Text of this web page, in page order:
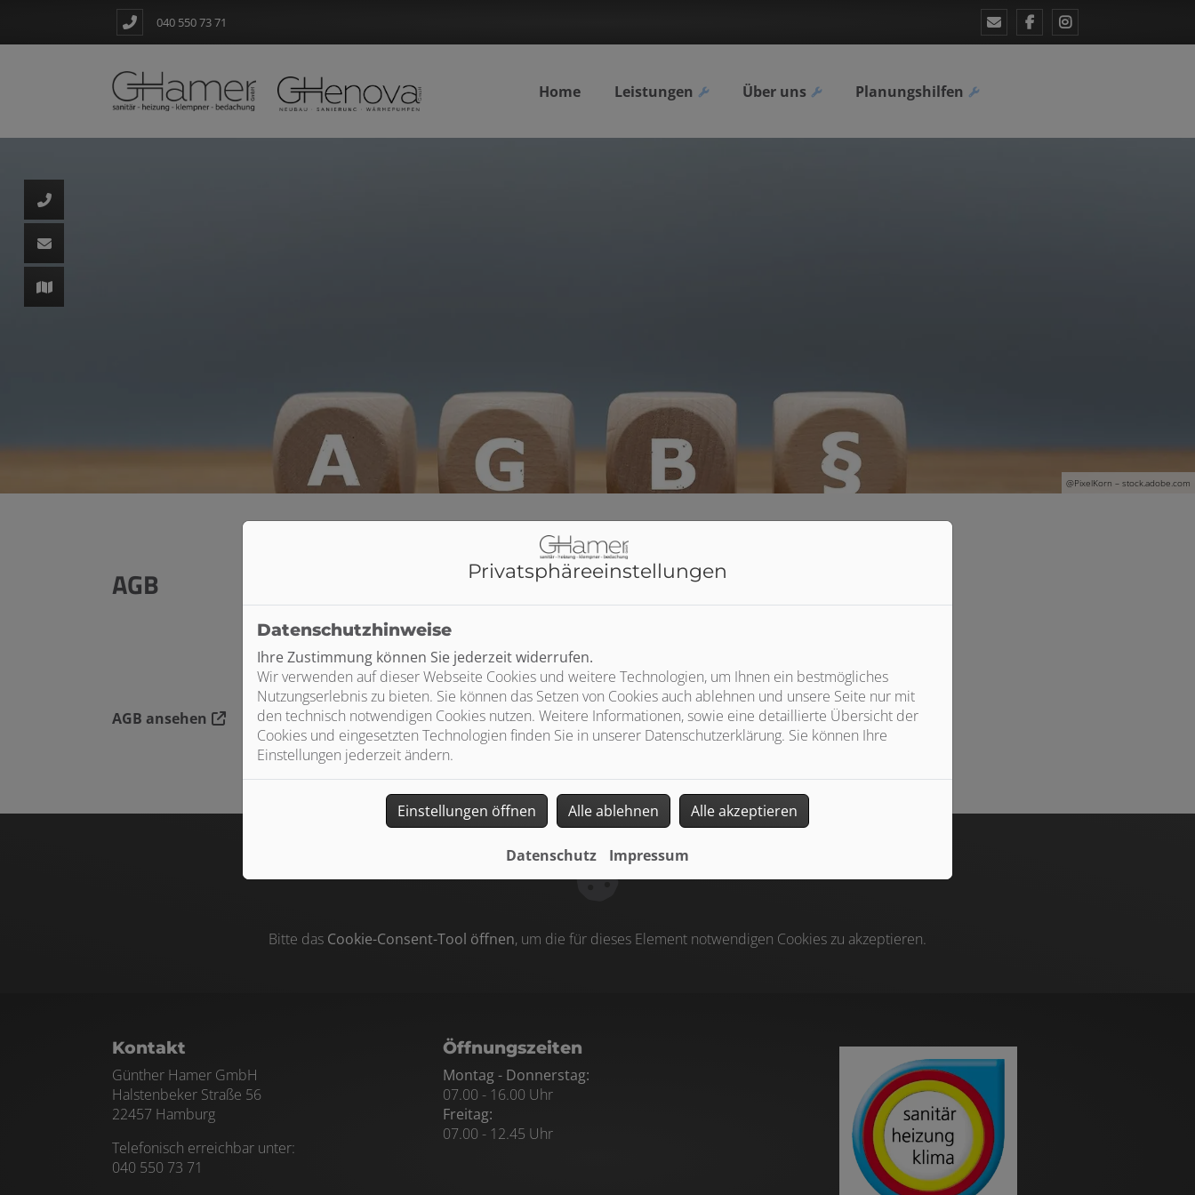
040 550 73 71
Home Leistungen Über uns Planungshilfen
@PixelKorn – stock.adobe.com
AGB
AGB ansehen
Bitte das Cookie-Consent-Tool öffnen, um die für dieses Element notwendigen Cookies zu akzeptieren.
Footer - Kontaktdaten und Öffnungszeiten
Kontakt
Günther Hamer GmbH
Halstenbeker Straße 56
22457 Hamburg
Telefonisch erreichbar unter:
040 550 73 71
Öffnungszeiten
Montag - Donnerstag:
07.00 - 16.00 Uhr
Freitag:
07.00 - 12.45 Uhr
Privatsphäre­einstellungen
Datenschutzhinweise
Ihre Zustimmung können Sie jederzeit widerrufen.
Wir verwenden auf dieser Webseite Cookies und weitere Technologien, um Ihnen ein bestmögliches
Nutzungserlebnis zu bieten. Sie können das Setzen von Cookies auch ablehnen und unsere Seite nur mit
den technisch notwendigen Cookies nutzen. Weitere Informationen, sowie eine detaillierte Übersicht der
Cookies und eingesetzten Technologien finden Sie in unserer Datenschutzerklärung. Sie können Ihre
Einstellungen jederzeit ändern.
Einstellungen öffnen Alle ablehnen Alle akzeptieren
Datenschutz Impressum